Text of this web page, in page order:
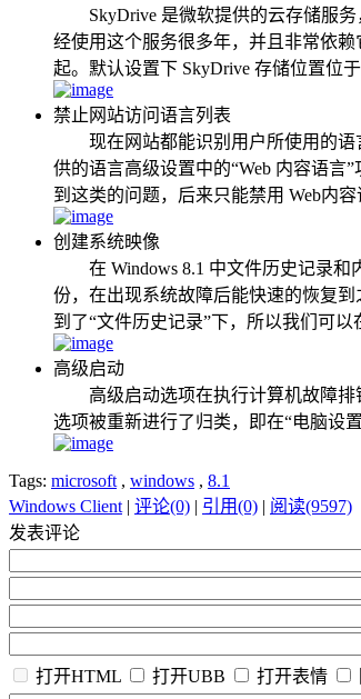
SkyDrive 是微软提供的云存储服务
经使用这个服务很多年，并且非常依赖
起。默认设置下 SkyDrive 存储位置位
禁止网站访问语言列表
现在网站都能识别用户所使用的语言
供的语言高级设置中的“Web 内容语言
到这类的问题，后来只能禁用 Web内容
创建系统映像
在 Windows 8.1 中文件历史记录和
份，在出现系统故障后能快速的恢复
到了“文件历史记录”下，所以我们可
高级启动
高级启动选项在执行计算机故障排
选项被重新进行了归类，即在“电脑设
Tags: microsoft, windows , 8.1
Windows Client| 评论(0) | 引用(0) | 阅读(9597)
发表评论
打开HTML
打开UBB 打开表情